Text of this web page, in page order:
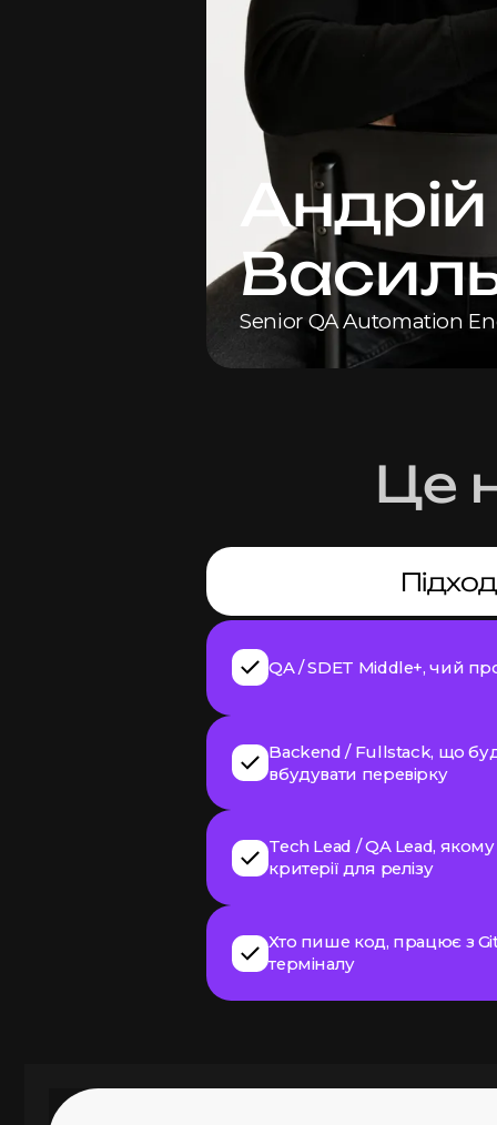
Андрій
Senior QA Automation
Це
QA / SDET Middle+, чий
Backend / Fullstack, що
вбудувати перевірку
Tech Lead / QA Lead,
критерії для релізу
Хто пише код, працює з Git,
терміналу